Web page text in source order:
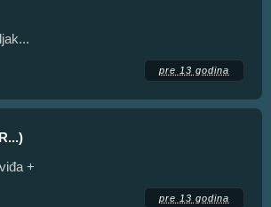
pre 13 godina
+
pre 13 godina